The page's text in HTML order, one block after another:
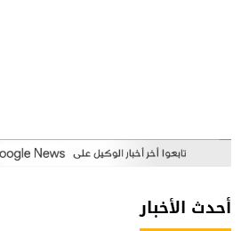
أحدث الأخبار